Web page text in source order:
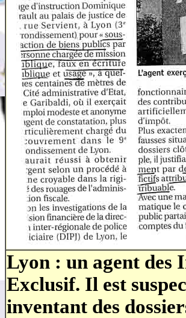
Lyon : un agent des
Exclusif. Il est
inventant des